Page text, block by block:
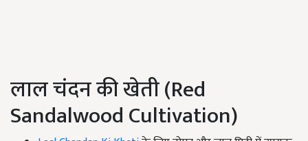
लाल चंदन की खेती (Red
Sandalwood Cultivation)